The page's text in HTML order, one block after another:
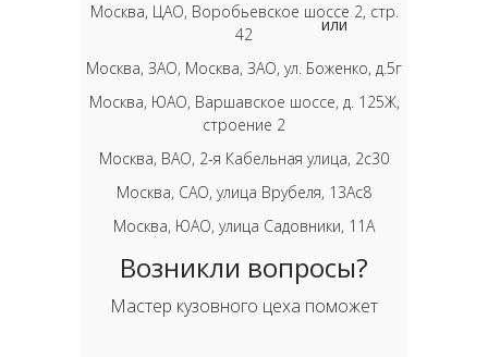
Москва, ЦАО, Воробьевское шоссе 2, стр.
42
Москва, ЗАО, Москва, ЗАО, ул. Боженко, д.5г
Москва, ЮАО, Варшавское шоссе, д. 125Ж,
строение 2
Москва, ВАО, 2-я Кабельная улица, 2с30
Москва, САО, улица Врубеля, 13Ас8
Москва, ЮАО, улица Садовники, 11А
Возникли вопросы?
Мастер кузовного цеха поможет
или